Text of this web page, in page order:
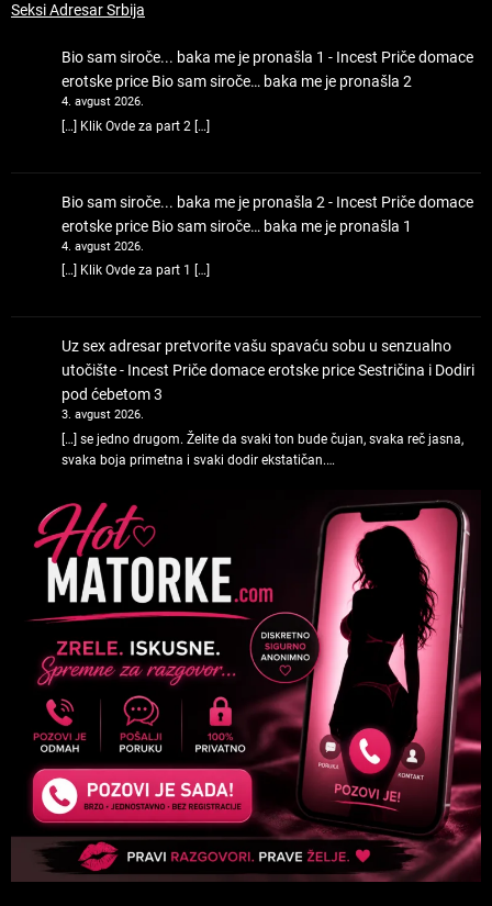
Seksi Adresar Srbija
Bio sam siroče... baka me je pronašla 1 - Incest Priče domace
erotske price Bio sam siroče… baka me je pronašla 2
4. avgust 2026.
[…] Klik Ovde za part 2 […]
Bio sam siroče... baka me je pronašla 2 - Incest Priče domace
erotske price Bio sam siroče… baka me je pronašla 1
4. avgust 2026.
[…] Klik Ovde za part 1 […]
Uz sex adresar pretvorite vašu spavaću sobu u senzualno
utočište - Incest Priče domace erotske price Sestričina i Dodiri
pod ćebetom 3
3. avgust 2026.
[…] se jedno drugom. Želite da svaki ton bude čujan, svaka reč jasna,
svaka boja primetna i svaki dodir ekstatičan.…